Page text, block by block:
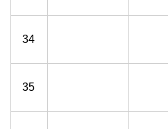
34
35